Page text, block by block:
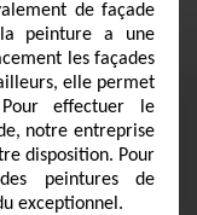
de façade
peinture a une
les façades
elle permet
effectuer le
notre entreprise
disposition. Pour
peintures de
exceptionnel.